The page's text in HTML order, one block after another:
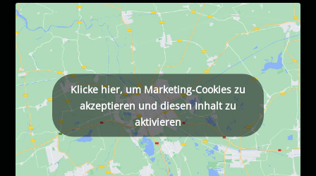
Klicke hier, um Marketing-Cookies zu
akzeptieren und diesen Inhalt zu
aktivieren